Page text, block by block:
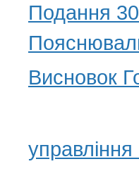
Подання
Висновок